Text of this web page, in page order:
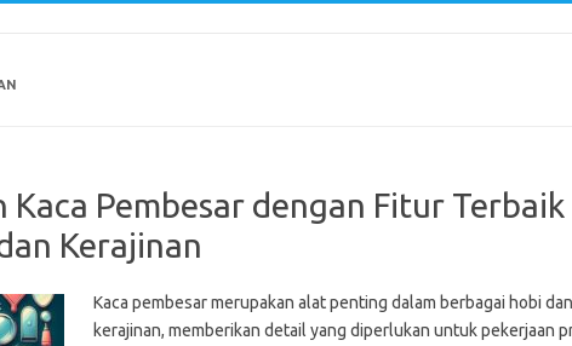
Kaca Pembesar dengan Fitur Terbaik
Kerajinan
Kaca pembesar merupakan alat penting dalam berbagai hobi dan
kerajinan, memberikan detail yang diperlukan untuk pekerjaan